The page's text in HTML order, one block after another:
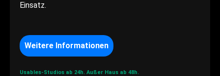
Einsatz.
Weitere Informationen
Usables-Studios ab 24h. Außer Haus ab 48h.